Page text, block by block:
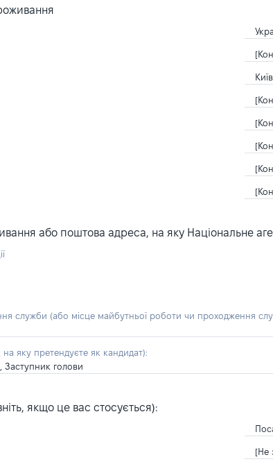
або поштова адреса, на яку Національне
служби (або місце майбутньої роботи чи проходження
яку претендуєте як кандидат):
Заступник голови
якщо це вас стосується):
[Не